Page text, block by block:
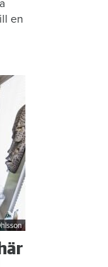
en